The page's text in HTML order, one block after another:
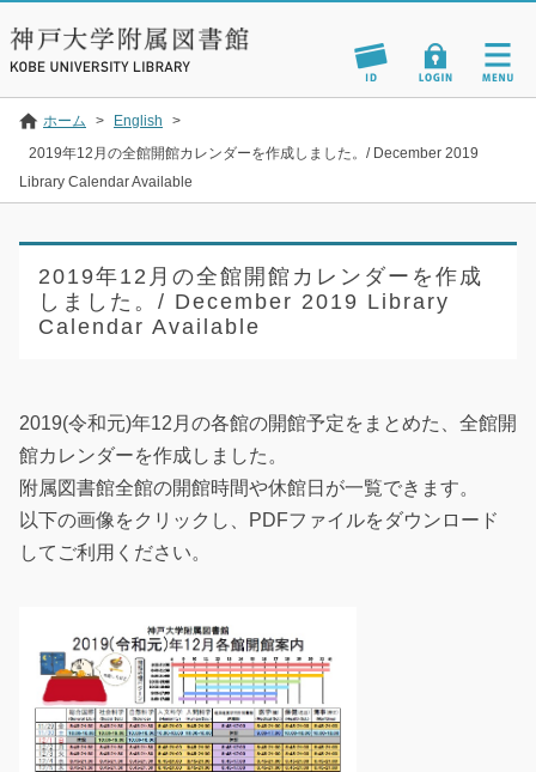
ホーム > English
>
2019年12月の全館開館カレンダーを作成しました。/ December 2019
Library Calendar Available
2019年12月の全館開館カレンダーを作成
しました。/ December 2019 Library
Calendar Available
2019(令和元)年12月の各館の開館予定をまとめた、全館開
館カレンダーを作成しました。
附属図書館全館の開館時間や休館日が一覧できます。
以下の画像をクリックし、PDFファイルをダウンロード
してご利用ください。